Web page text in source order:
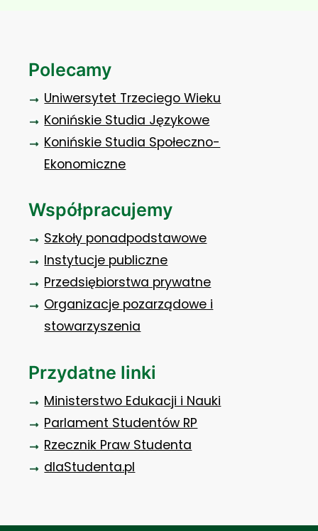
Polecamy
Uniwersytet Trzeciego Wieku
Konińskie Studia Językowe
Konińskie Studia Społeczno-
Ekonomiczne
Współpracujemy
Szkoły ponadpodstawowe
Instytucje publiczne
Przedsiębiorstwa prywatne
Organizacje pozarządowe i
stowarzyszenia
Przydatne linki
Ministerstwo Edukacji i Nauki
Parlament Studentów RP
Rzecznik Praw Studenta
dlaStudenta.pl